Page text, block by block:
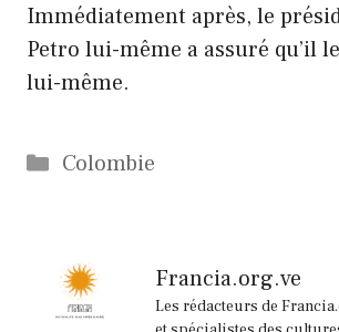
Immédiatement après, le
Petro lui-même a assuré qu’il
lui-même.
Catégories
Colombie
Francia.org.ve
Les rédacteurs de